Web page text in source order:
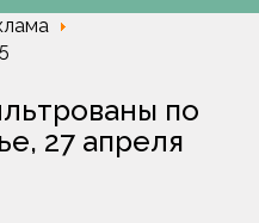
по
27 апреля